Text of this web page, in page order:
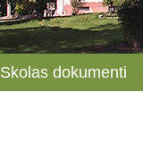
Skolas dokumenti